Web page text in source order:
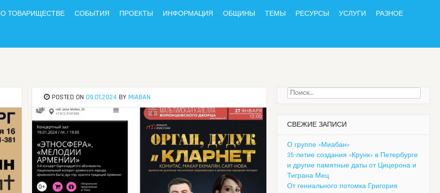
О ТОВАРИЩЕСТВЕ СОБЫТИЯ ПРОЕКТЫ ИНФОРМАЦИЯ ОБЩИНЫ ТЕМЫ РЕСУРСЫ УСЛУГИ РАЗНОЕ
POSTED ON 09.01.2024 BY MIABAN
Найти:
СВЕЖИЕ ЗАПИСИ
О группе «Миабан»
35-летие создания «Крунк» в Петербурге
и другие памятные даты от Цицерона и
Тиграна Мец
От гениального потомка Григория